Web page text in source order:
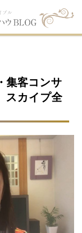
集客コンサ
カイプ全